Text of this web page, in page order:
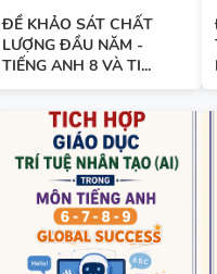
BẢNG WORD
GLOBAL
- HỌC KỲ 1 - CÓ
BẢNG WORD
UNIT - TIẾNG
SUCCESS - HỌC
ĐỀ KHẢO SÁT CHẤT
LƯỢNG ĐẦU NĂM -
TIẾNG ANH 8 VÀ TI...